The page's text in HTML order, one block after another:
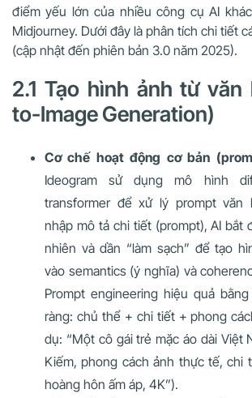
điểm yếu lớn của nhiều công cụ AI
Midjourney. Dưới đây là phân tích chi tiết
(cập nhật đến phiên bản 3.0 năm 2025).
2.1 Tạo hình ảnh từ văn
to-Image Generation)
Cơ chế hoạt động cơ bản
Ideogram sử dụng mô hình
transformer để xử lý prompt văn
nhập mô tả chi tiết (prompt), AI bắt
nhiên và dần “làm sạch” để tạo
vào semantics (ý nghĩa) và
Prompt engineering hiệu quả
ràng: chủ thể + chi tiết + phong
dụ: “Một cô gái trẻ mặc áo dài Việt
Kiếm, phong cách ảnh thực tế, chi
hoàng hôn ấm áp, 4K”).